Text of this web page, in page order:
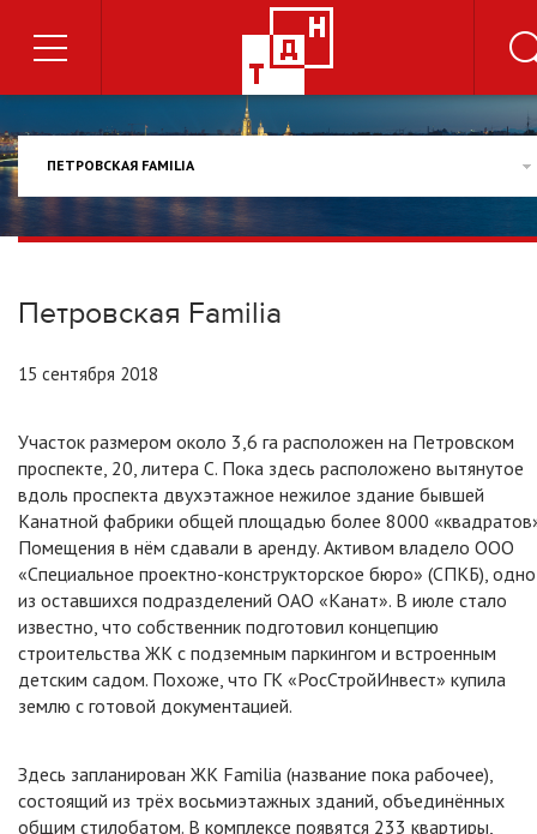
ПЕТРОВСКАЯ FAMILIA
Петровская Familia
15 сентября 2018
Участок размером около 3,6 га расположен на Петровском
проспекте, 20, литера С. Пока здесь расположено вытянутое
вдоль проспекта двухэтажное нежилое здание бывшей
Канатной фабрики общей площадью более 8000
Помещения в нём сдавали в аренду. Активом владело ООО
«Специальное проектно-конструкторское бюро» (СПКБ), одно
из оставшихся подразделений ОАО «Канат». В июле стало
известно, что собственник подготовил концепцию
строительства ЖК с подземным паркингом и встроенным
детским садом. Похоже, что ГК «РосСтройИнвест» купила
землю с готовой документацией.
Здесь запланирован ЖК Familia (название пока рабочее),
состоящий из трёх восьмиэтажных зданий, объединённых
общим стилобатом. В комплексе появятся 233 квартиры,